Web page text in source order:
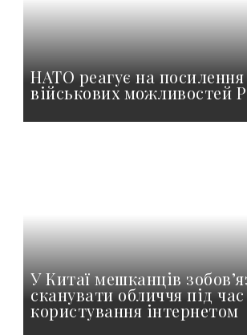
НАТО реагує на посилення
військових можливостей
У Китаї мешканців
сканувати обличчя під час
користування інтернетом